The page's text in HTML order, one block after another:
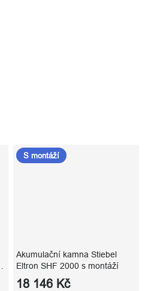
S montáží
Akumulační kamna Stiebel
Eltron SHF 2000 s montáží
18 146 Kč